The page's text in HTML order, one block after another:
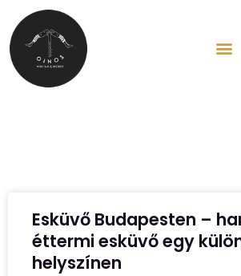
Esküvő Budapesten –
éttermi esküvő egy
helyszínen